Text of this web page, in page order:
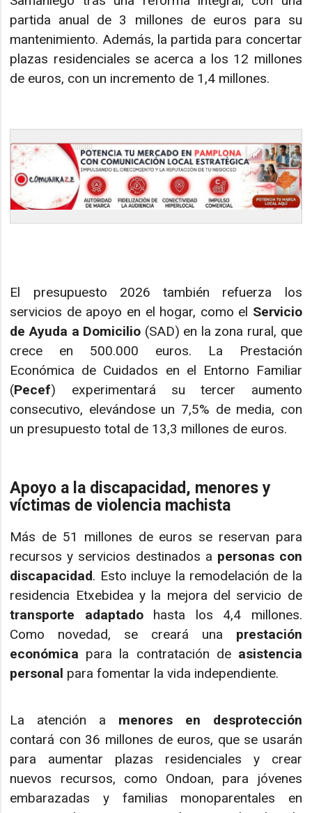
partida anual de 3 millones de euros para su
mantenimiento. Además, la partida para concertar
plazas residenciales se acerca a los 12 millones
de euros, con un incremento de 1,4 millones.
El presupuesto 2026 también refuerza los
servicios de apoyo en el hogar, como el Servicio
de Ayuda a Domicilio (SAD) en la zona rural, que
crece en 500.000 euros. La Prestación
Económica de Cuidados en el Entorno Familiar
(Pecef) experimentará su tercer aumento
consecutivo, elevándose un 7,5% de media, con
un presupuesto total de 13,3 millones de euros.
Apoyo a la discapacidad, menores y
víctimas de violencia machista
Más de 51 millones de euros se reservan para
recursos y servicios destinados a personas con
discapacidad. Esto incluye la remodelación de la
residencia Etxebidea y la mejora del servicio de
transporte adaptadohasta los 4,4 millones.
Como novedad, se creará una prestación
económica para la contratación de asistencia
personal para fomentar la vida independiente.
La atención a menores en desprotección
contará con 36 millones de euros, que se usarán
para aumentar plazas residenciales y crear
nuevos recursos, como Ondoan, para jóvenes
embarazadas y familias monoparentales en